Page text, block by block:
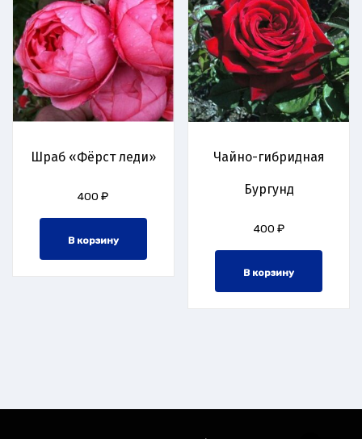
Шраб «Фёрст леди»
400₽
В корзину
Чайно-гибридная
Бургунд
400 ₽
В корзину